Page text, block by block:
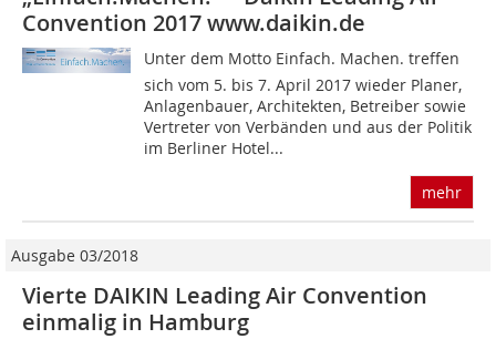
Convention 2017 www.daikin.de
Unter dem Motto Einfach. Machen. treffen
sich vom 5. bis 7. April 2017 wieder Planer,
Anlagenbauer, Architekten, Betreiber sowie
Vertreter von Verbänden und aus der Politik
im Berliner Hotel...
mehr
Ausgabe 03/2018
Vierte DAIKIN Leading Air Convention
einmalig in Hamburg